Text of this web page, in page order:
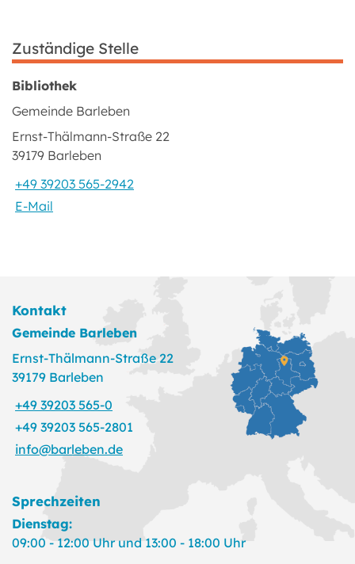
Zuständige Stelle
Bibliothek
Gemeinde Barleben
Ernst-Thälmann-Straße 22
39179 Barleben
+49 39203 565-2942
E-Mail
Kontakt
Gemeinde Barleben
Ernst-Thälmann-Straße 22
39179 Barleben
+49 39203 565-0
+49 39203 565-2801
info@barleben.de
Sprechzeiten
Dienstag:
09:00 - 12:00 Uhr und 13:00 - 18:00 Uhr